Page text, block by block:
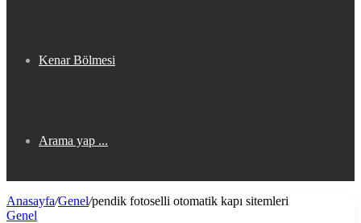
Kenar Bölmesi
Arama yap ...
Anasayfa/Genel/pendik fotoselli otomatik kapı sitemleri
Genel